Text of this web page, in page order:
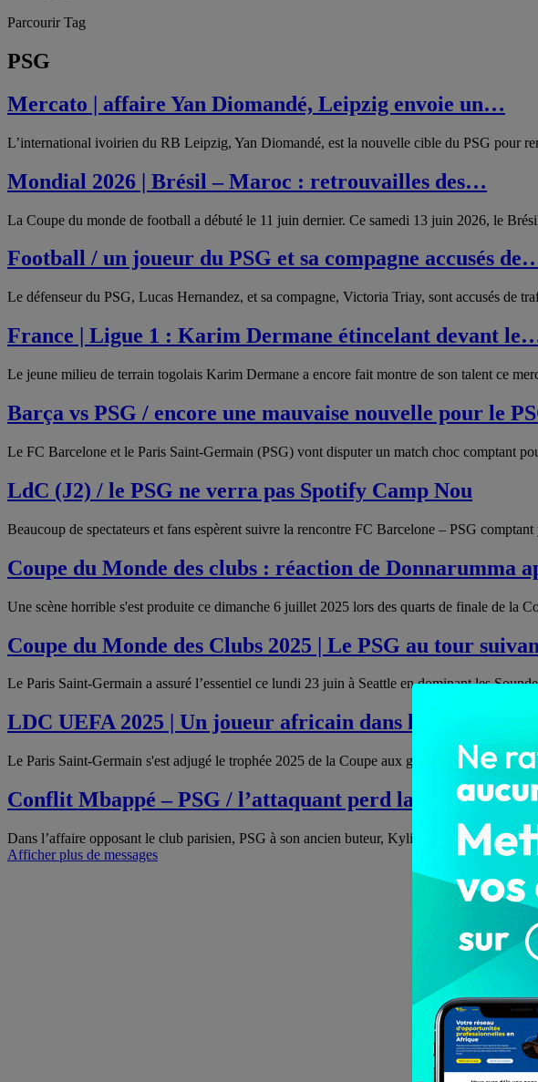
Parcourir Tag
PSG
Mercato | affaire Yan Diomandé, Leipzig envoie un…
L’international ivoirien du RB Leipzig, Yan Diomandé, est la nouvelle cible du PSG pour
Mondial 2026 | Brésil – Maroc : retrouvailles des…
La Coupe du monde de football a débuté le 11 juin dernier. Ce samedi 13 juin 2026, le
Football / un joueur du PSG et sa compagne accusés
Le défenseur du PSG, Lucas Hernandez, et sa compagne, Victoria Triay, sont accusés de
France | Ligue 1 : Karim Dermane étincelant devant
Le jeune milieu de terrain togolais Karim Dermane a encore fait montre de son talent ce
Barça vs PSG / encore une mauvaise nouvelle pour le
Le FC Barcelone et le Paris Saint-Germain (PSG) vont disputer un match choc comptant
LdC (J2) / le PSG ne verra pas Spotify Camp Nou
Beaucoup de spectateurs et fans espèrent suivre la rencontre FC Barcelone – PSG
Coupe du Monde des clubs : réaction de Donnarumma
Une scène horrible s'est produite ce dimanche 6 juillet 2025 lors des quarts de finale de la
Coupe du Monde des Clubs 2025 | Le PSG au tour
Le Paris Saint-Germain a assuré l’essentiel ce lundi 23 juin à Seattle en dominant les
LDC UEFA 2025 | Un joueur africain dans le 11 type
Le Paris Saint-Germain s'est adjugé le trophée 2025 de la Coupe aux grandes oreilles le
Conflit Mbappé – PSG / l’attaquant perd la lutte
Dans l’affaire opposant le club parisien, PSG à son ancien buteur, Kylian Mbappé, la
Afficher plus de messages